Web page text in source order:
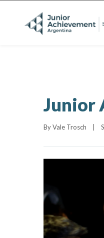
Junior
By Vale Trosch